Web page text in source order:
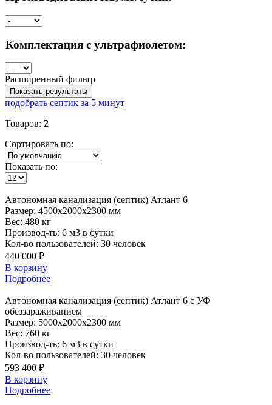
Комплектация с ультрафиолетом:
Расширенный фильтр
Показать результаты
подобрать септик за 5 минут
Товаров: 2
Сортировать по:
Показать по:
Автономная канализация (септик) Атлант 6
Размер: 4500x2000x2300 мм
Вес: 480 кг
Производ-ть: 6 м3 в сутки
Кол-во пользователей: 30 человек
440 000 ₽
В корзину
Подробнее
Автономная канализация (септик) Атлант 6 с УФ
обеззараживанием
Размер: 5000x2000x2300 мм
Вес: 760 кг
Производ-ть: 6 м3 в сутки
Кол-во пользователей: 30 человек
593 400 ₽
В корзину
Подробнее